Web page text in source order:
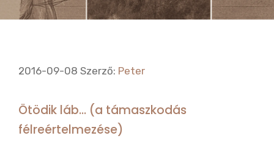
2016-09-08 Szerző: Peter
Ötödik láb… (a támaszkodás
félreértelmezése)